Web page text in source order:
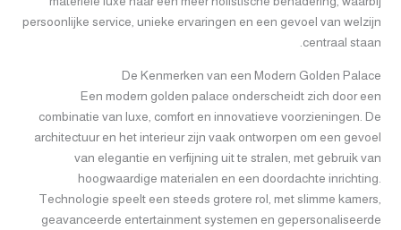
persoonlijke service, unieke ervaringen en een gevoel van welzijn
centraal staan.
De Kenmerken van een Modern Golden Palace
Een modern golden palace onderscheidt zich door een
combinatie van luxe, comfort en innovatieve voorzieningen. De
architectuur en het interieur zijn vaak ontworpen om een gevoel
van elegantie en verfijning uit te stralen, met gebruik van
hoogwaardige materialen en een doordachte inrichting.
Technologie speelt een steeds grotere rol, met slimme kamers,
geavanceerde entertainment systemen en gepersonaliseerde